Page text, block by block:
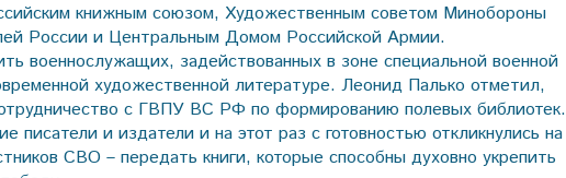
книжным союзом, Художественным советом Минобороны
России и Центральным Домом Российской Армии.
военнослужащих, задействованных в зоне специальной военной
художественной литературе. Леонид Палько отметил,
с ГВПУ ВС РФ по формированию полевых библиотек.
писатели и издатели и на этот раз с готовностью откликнулись на
СВО – передать книги, которые способны духовно укрепить